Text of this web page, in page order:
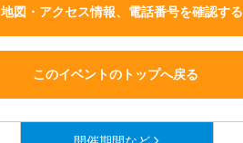
地図・アクセス情報、電話番号を確認する
このイベントのトップへ戻る